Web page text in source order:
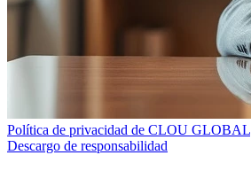
Política de privacidad de CLOU GLOBAL
Descargo de responsabilidad